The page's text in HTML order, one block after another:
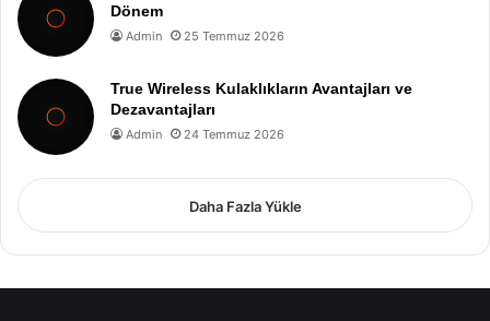
Dönem
Admin 25 Temmuz 2026
True Wireless Kulaklıkların Avantajları ve
Dezavantajları
Admin 24 Temmuz 2026
Daha Fazla Yükle